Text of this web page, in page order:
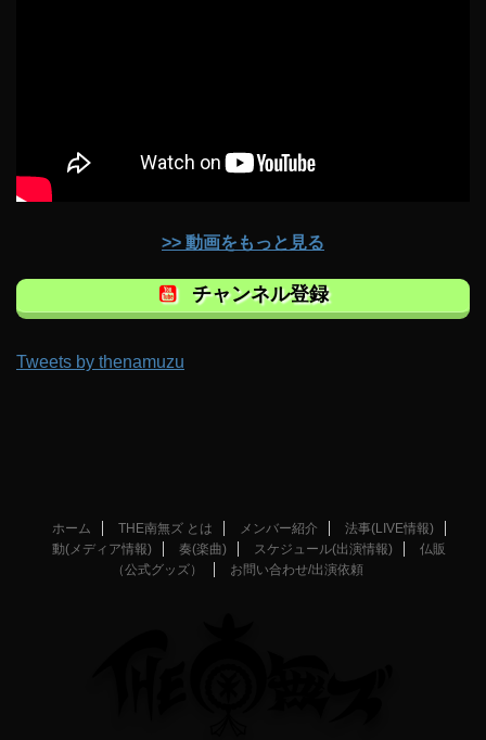
>> 動画をもっと見る
チャンネル登録
Tweets by thenamuzu
ホーム THE南無ズ とは メンバー紹介
法事(LIVE情報)
動(メディア情報)
奏(楽曲) スケジュール(出演情報)
仏販
（公式グッズ）
お問い合わせ/出演依頼